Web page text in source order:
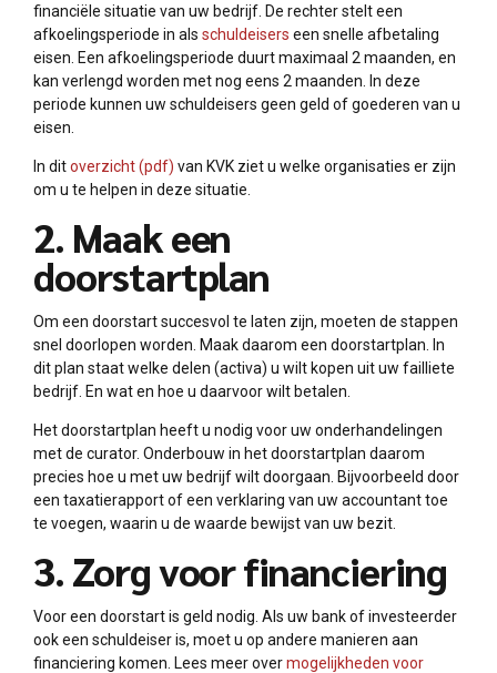
financiële situatie van uw bedrijf. De rechter stelt een
afkoelingsperiode in als schuldeisers een snelle afbetaling
eisen. Een afkoelingsperiode duurt maximaal 2 maanden, en
kan verlengd worden met nog eens 2 maanden. In deze
periode kunnen uw schuldeisers geen geld of goederen van u
eisen.
In ditoverzicht (pdf) van KVK ziet u welke organisaties er zijn
om u te helpen in deze situatie.
2. Maak een
doorstartplan
Om een doorstart succesvol te laten zijn, moeten de stappen
snel doorlopen worden. Maak daarom een doorstartplan. In
dit plan staat welke delen (activa) u wilt kopen uit uw failliete
bedrijf. En wat en hoe u daarvoor wilt betalen.
Het doorstartplan heeft u nodig voor uw onderhandelingen
met de curator. Onderbouw in het doorstartplan daarom
precies hoe u met uw bedrijf wilt doorgaan. Bijvoorbeeld door
een taxatierapport of een verklaring van uw accountant toe
te voegen, waarin u de waarde bewijst van uw bezit.
3. Zorg voor financiering
Voor een doorstart is geld nodig. Als uw bank of investeerder
ook een schuldeiser is, moet u op andere manieren aan
financiering komen. Lees meer overmogelijkheden voor